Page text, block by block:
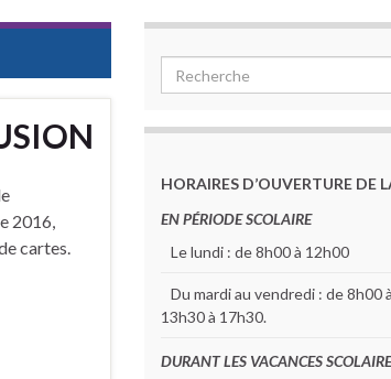
2016,
cartes.
HORAIRES D’OUVERTURE DE
EN PÉRIODE SCOLAIRE
Le lundi : de 8h00 à 12h00
Du mardi au vendredi : de 8h00
13h30 à 17h30.
DURANT LES VACANCES